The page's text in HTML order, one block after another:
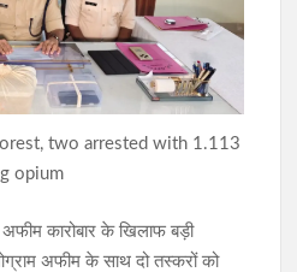
घेराव की तैयारी पूरी,
दिन भी जारी
वार्ता खत्म, 14वीं JPSC रद्द करने
पर गतिरोध
two arrested with 1.113
opium
कारोबार के खिलाफ बड़ी
अफीम के साथ दो तस्करों को